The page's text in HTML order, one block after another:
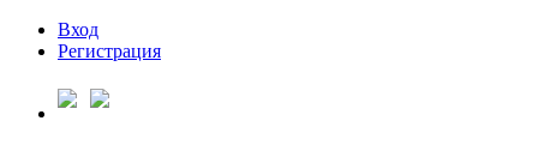
Вход
Регистрация